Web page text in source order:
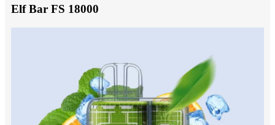
Elf Bar FS 18000